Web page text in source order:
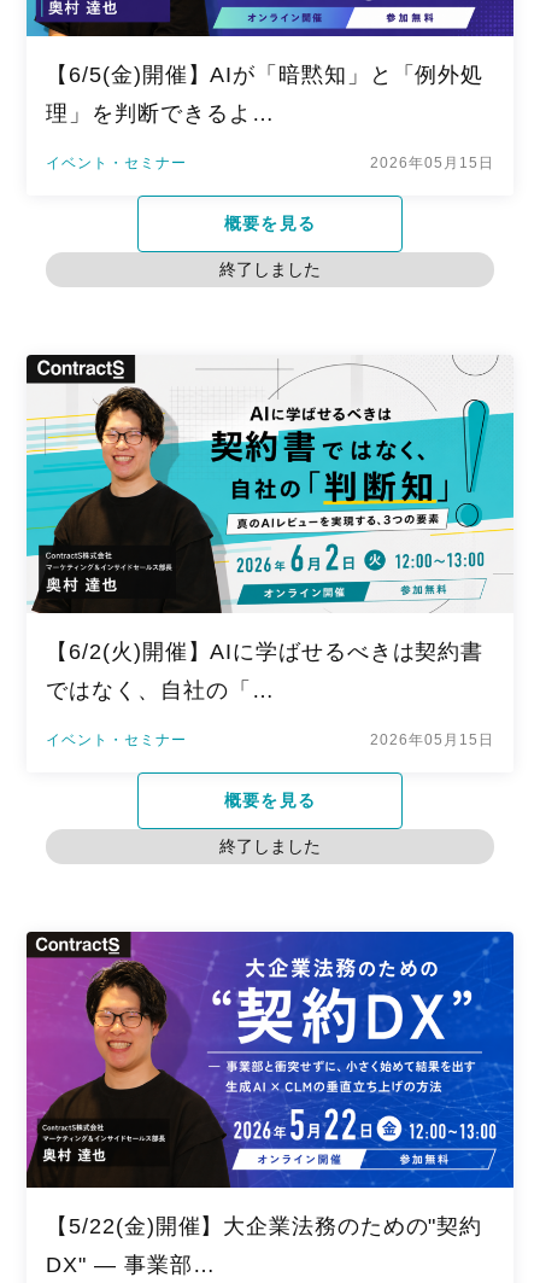
【6/5(金)開催】AIが「暗黙知」と「例外処
理」を判断できるよ…
イベント・セミナー 2026年05月15日
概要を見る
終了しました
【6/2(火)開催】AIに学ばせるべきは契約書
ではなく、自社の「…
イベント・セミナー 2026年05月15日
概要を見る
終了しました
【5/22(金)開催】大企業法務のための"契約
DX" ― 事業部…